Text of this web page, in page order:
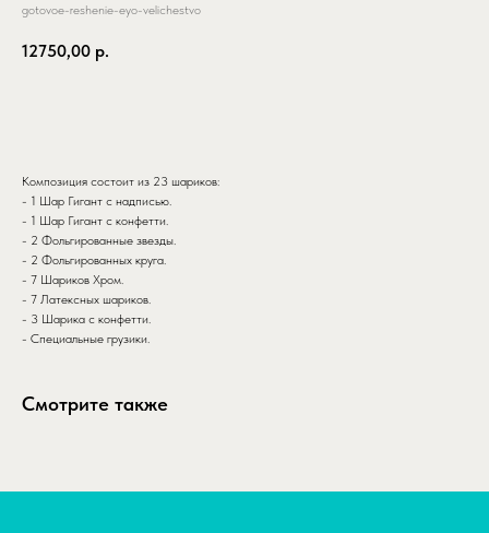
gotovoe-reshenie-eyo-velichestvo
12750,00 р.
Композиция состоит из 23 шариков:
- 1 Шар Гигант с надписью.
- 1 Шар Гигант с конфетти.
- 2 Фольгированные звезды.
- 2 Фольгированных круга.
- 7 Шариков Хром.
- 7 Латексных шариков.
- 3 Шарика с конфетти.
- Специальные грузики.
Смотрите также